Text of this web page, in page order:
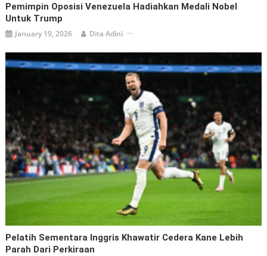
Pemimpin Oposisi Venezuela Hadiahkan Medali Nobel
Untuk Trump
January 19, 2026 Dita Adini
Pelatih Sementara Inggris Khawatir Cedera Kane Lebih
Parah Dari Perkiraan